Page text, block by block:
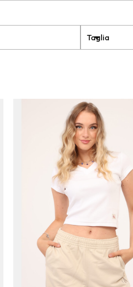
Taglia